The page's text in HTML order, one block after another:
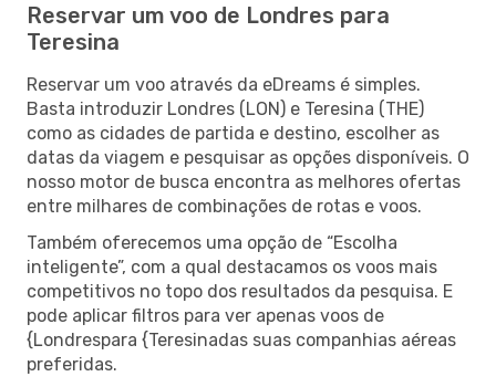
Reservar um voo de Londres para
Teresina
Reservar um voo através da eDreams é simples.
Basta introduzir Londres (LON) e Teresina (THE)
como as cidades de partida e destino, escolher as
datas da viagem e pesquisar as opções disponíveis. O
nosso motor de busca encontra as melhores ofertas
entre milhares de combinações de rotas e voos.
Também oferecemos uma opção de “Escolha
inteligente”, com a qual destacamos os voos mais
competitivos no topo dos resultados da pesquisa. E
pode aplicar filtros para ver apenas voos de
{Londrespara {Teresinadas suas companhias aéreas
preferidas.